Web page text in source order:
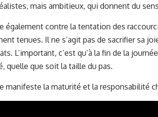
mais ambitieux, qui donnent du
également contre la tentation des
tenues. Il ne s’agit pas de sacrifier sa
L’important, c’est qu’à la fin de la
quelle que soit la taille du pas.
manifeste la maturité et la responsabilité